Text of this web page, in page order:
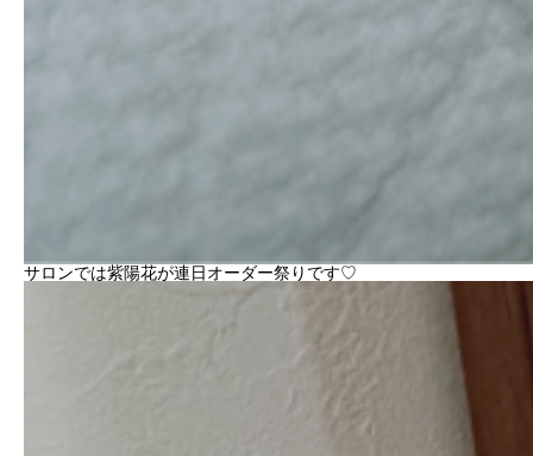
サロンでは紫陽花が連日オーダー祭りです♡